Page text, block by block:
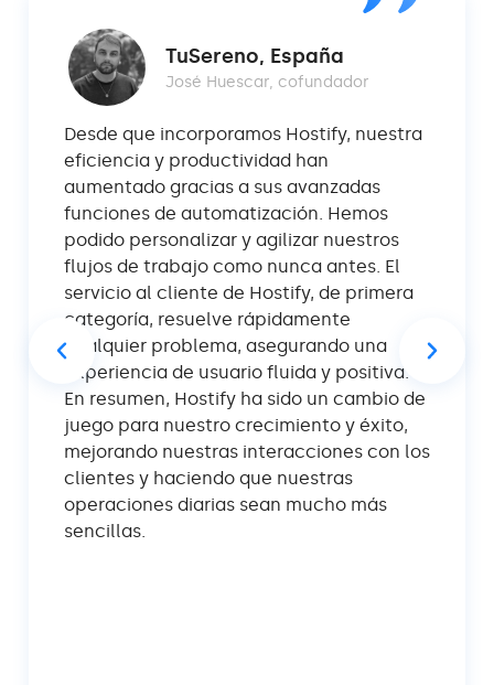
TuSereno, España
José Huescar, cofundador
Desde que incorporamos Hostify, nuestra
eficiencia y productividad han
aumentado gracias a sus avanzadas
funciones de automatización. Hemos
podido personalizar y agilizar nuestros
flujos de trabajo como nunca antes. El
servicio al cliente de Hostify, de primera
categoría, resuelve rápidamente
cualquier problema, asegurando una
experiencia de usuario fluida y positiva.
En resumen, Hostify ha sido un cambio de
juego para nuestro crecimiento y éxito,
mejorando nuestras interacciones con los
clientes y haciendo que nuestras
operaciones diarias sean mucho más
sencillas.